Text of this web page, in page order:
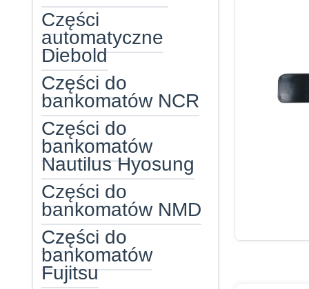
Części
automatyczne
Diebold
Części do
bankomatów NCR
Części do
bankomatów
Nautilus Hyosung
Części do
bankomatów NMD
Części do
bankomatów
Fujitsu